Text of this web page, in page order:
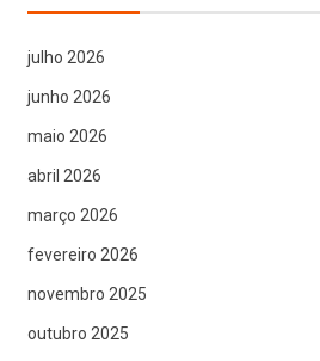
julho 2026
junho 2026
maio 2026
abril 2026
março 2026
fevereiro 2026
novembro 2025
outubro 2025